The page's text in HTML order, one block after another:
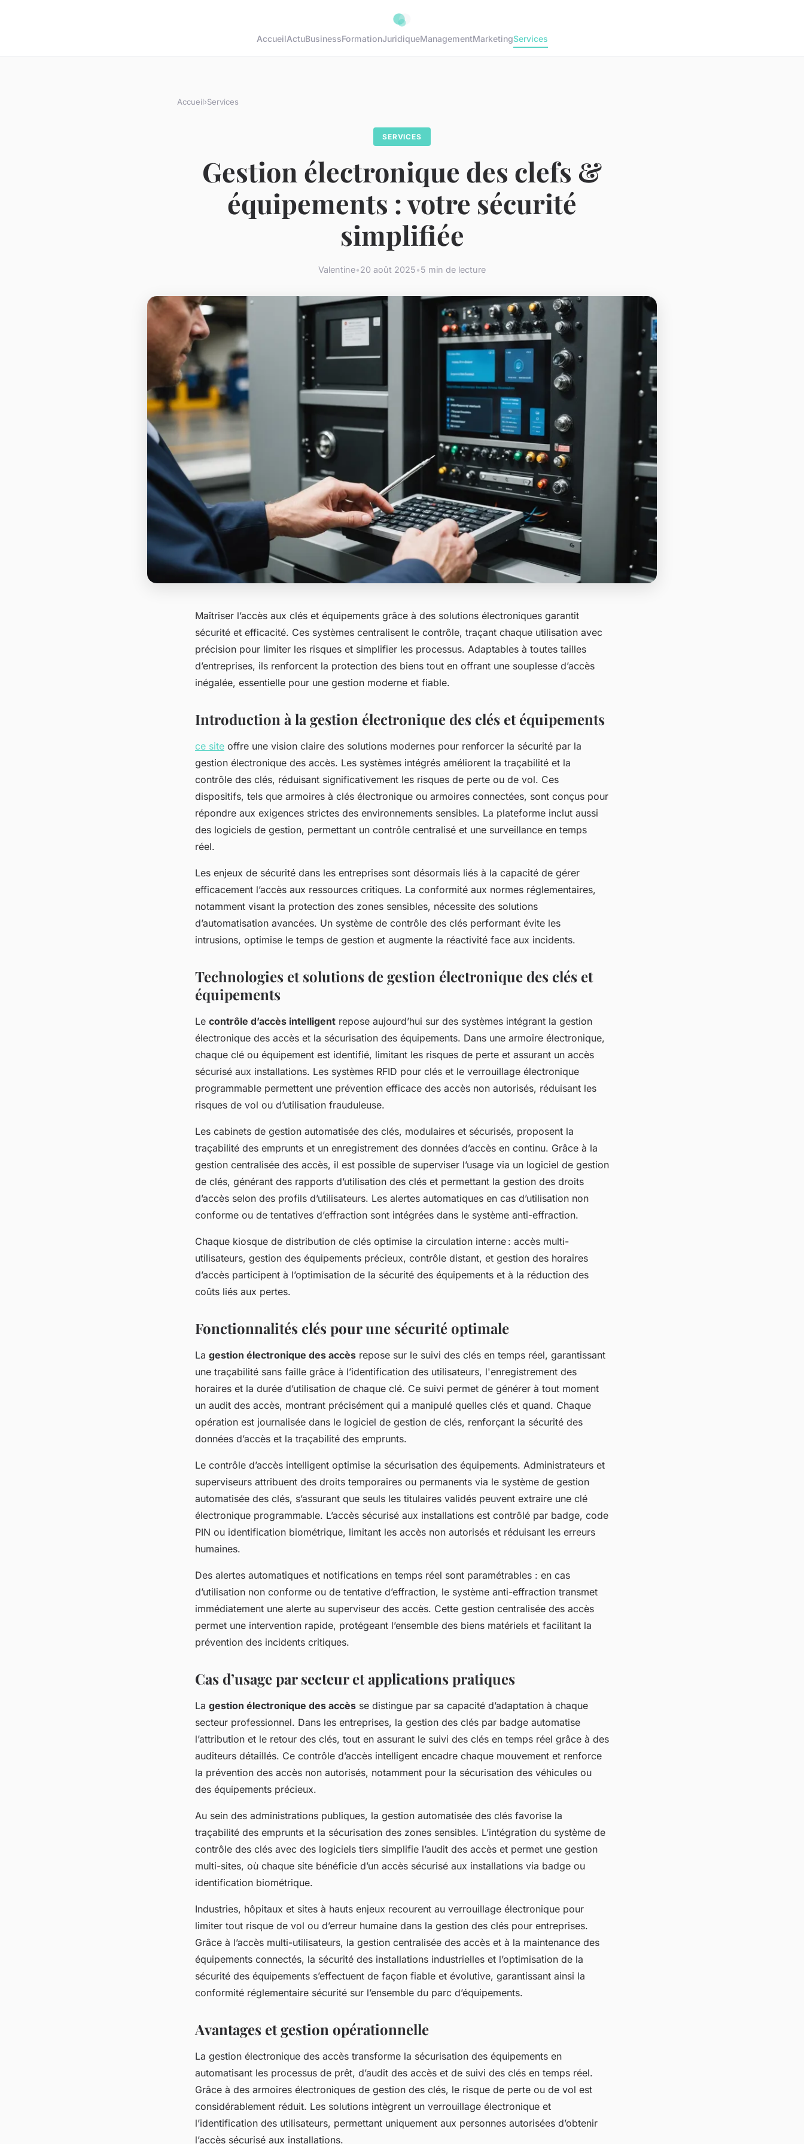
AccueilActuBusinessFormationJuridiqueManagementMarketingServices
Accueil›Services
SERVICES
Gestion électronique des clefs &
équipements : votre sécurité
simplifiée
Valentine•20 août 2025•5 min de lecture
Maîtriser l’accès aux clés et équipements grâce à des solutions électroniques garantit
sécurité et efficacité. Ces systèmes centralisent le contrôle, traçant chaque utilisation avec
précision pour limiter les risques et simplifier les processus. Adaptables à toutes tailles
d’entreprises, ils renforcent la protection des biens tout en offrant une souplesse d’accès
inégalée, essentielle pour une gestion moderne et fiable.
Introduction à la gestion électronique des clés et équipements
ce site offre une vision claire des solutions modernes pour renforcer la sécurité par la
gestion électronique des accès. Les systèmes intégrés améliorent la traçabilité et la
contrôle des clés, réduisant significativement les risques de perte ou de vol. Ces
dispositifs, tels que armoires à clés électronique ou armoires connectées, sont conçus pour
répondre aux exigences strictes des environnements sensibles. La plateforme inclut aussi
des logiciels de gestion, permettant un contrôle centralisé et une surveillance en temps
réel.
Les enjeux de sécurité dans les entreprises sont désormais liés à la capacité de gérer
efficacement l’accès aux ressources critiques. La conformité aux normes réglementaires,
notamment visant la protection des zones sensibles, nécessite des solutions
d’automatisation avancées. Un système de contrôle des clés performant évite les
intrusions, optimise le temps de gestion et augmente la réactivité face aux incidents.
Technologies et solutions de gestion électronique des clés et
équipements
Le contrôle d’accès intelligent repose aujourd’hui sur des systèmes intégrant la gestion
électronique des accès et la sécurisation des équipements. Dans une armoire électronique,
chaque clé ou équipement est identifié, limitant les risques de perte et assurant un accès
sécurisé aux installations. Les systèmes RFID pour clés et le verrouillage électronique
programmable permettent une prévention efficace des accès non autorisés, réduisant les
risques de vol ou d’utilisation frauduleuse.
Les cabinets de gestion automatisée des clés, modulaires et sécurisés, proposent la
traçabilité des emprunts et un enregistrement des données d’accès en continu. Grâce à la
gestion centralisée des accès, il est possible de superviser l’usage via un logiciel de gestion
de clés, générant des rapports d’utilisation des clés et permettant la gestion des droits
d’accès selon des profils d’utilisateurs. Les alertes automatiques en cas d’utilisation non
conforme ou de tentatives d’effraction sont intégrées dans le système anti-effraction.
Chaque kiosque de distribution de clés optimise la circulation interne : accès multi-
utilisateurs, gestion des équipements précieux, contrôle distant, et gestion des horaires
d’accès participent à l’optimisation de la sécurité des équipements et à la réduction des
coûts liés aux pertes.
Fonctionnalités clés pour une sécurité optimale
La gestion électronique des accès repose sur le suivi des clés en temps réel, garantissant
une traçabilité sans faille grâce à l’identification des utilisateurs, l'enregistrement des
horaires et la durée d’utilisation de chaque clé. Ce suivi permet de générer à tout moment
un audit des accès, montrant précisément qui a manipulé quelles clés et quand. Chaque
opération est journalisée dans le logiciel de gestion de clés, renforçant la sécurité des
données d’accès et la traçabilité des emprunts.
Le contrôle d’accès intelligent optimise la sécurisation des équipements. Administrateurs et
superviseurs attribuent des droits temporaires ou permanents via le système de gestion
automatisée des clés, s’assurant que seuls les titulaires validés peuvent extraire une clé
électronique programmable. L’accès sécurisé aux installations est contrôlé par badge, code
PIN ou identification biométrique, limitant les accès non autorisés et réduisant les erreurs
humaines.
Des alertes automatiques et notifications en temps réel sont paramétrables : en cas
d’utilisation non conforme ou de tentative d’effraction, le système anti-effraction transmet
immédiatement une alerte au superviseur des accès. Cette gestion centralisée des accès
permet une intervention rapide, protégeant l’ensemble des biens matériels et facilitant la
prévention des incidents critiques.
Cas d’usage par secteur et applications pratiques
La gestion électronique des accès se distingue par sa capacité d’adaptation à chaque
secteur professionnel. Dans les entreprises, la gestion des clés par badge automatise
l’attribution et le retour des clés, tout en assurant le suivi des clés en temps réel grâce à des
auditeurs détaillés. Ce contrôle d’accès intelligent encadre chaque mouvement et renforce
la prévention des accès non autorisés, notamment pour la sécurisation des véhicules ou
des équipements précieux.
Au sein des administrations publiques, la gestion automatisée des clés favorise la
traçabilité des emprunts et la sécurisation des zones sensibles. L’intégration du système de
contrôle des clés avec des logiciels tiers simplifie l’audit des accès et permet une gestion
multi-sites, où chaque site bénéficie d’un accès sécurisé aux installations via badge ou
identification biométrique.
Industries, hôpitaux et sites à hauts enjeux recourent au verrouillage électronique pour
limiter tout risque de vol ou d’erreur humaine dans la gestion des clés pour entreprises.
Grâce à l’accès multi-utilisateurs, la gestion centralisée des accès et à la maintenance des
équipements connectés, la sécurité des installations industrielles et l’optimisation de la
sécurité des équipements s’effectuent de façon fiable et évolutive, garantissant ainsi la
conformité réglementaire sécurité sur l’ensemble du parc d’équipements.
Avantages et gestion opérationnelle
La gestion électronique des accès transforme la sécurisation des équipements en
automatisant les processus de prêt, d’audit des accès et de suivi des clés en temps réel.
Grâce à des armoires électroniques de gestion des clés, le risque de perte ou de vol est
considérablement réduit. Les solutions intègrent un verrouillage électronique et
l’identification des utilisateurs, permettant uniquement aux personnes autorisées d’obtenir
l’accès sécurisé aux installations.